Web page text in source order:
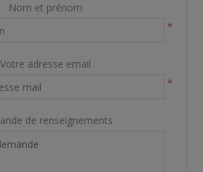
Nom et prénom
*
Votre adresse email
*
de renseignements